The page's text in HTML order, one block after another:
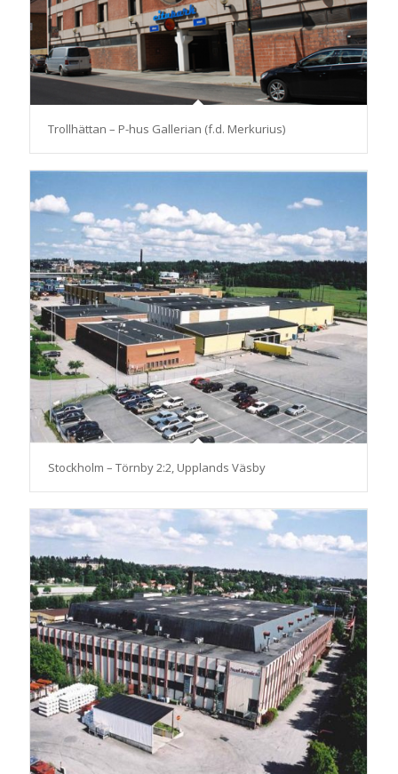
Trollhättan – P-hus Gallerian (f.d. Merkurius)
Stockholm – Törnby 2:2, Upplands Väsby